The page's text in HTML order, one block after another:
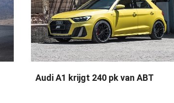
Audi A1 krijgt 240 pk van ABT